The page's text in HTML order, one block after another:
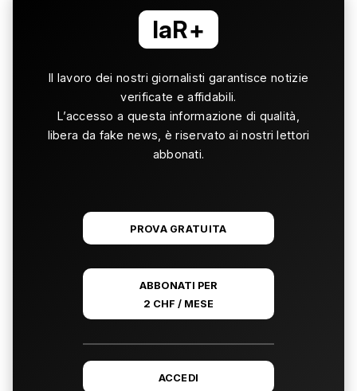
laR+
Il lavoro dei nostri giornalisti garantisce notizie
verificate e affidabili.
L’accesso a questa informazione di qualità,
libera da fake news, è riservato ai nostri lettori
abbonati.
PROVA GRATUITA
ABBONATI PER
2 CHF / MESE
ACCEDI